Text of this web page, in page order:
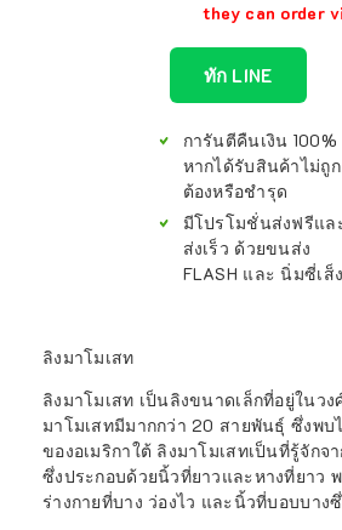
they can order
ทัก LINE
การันตีคืนเงิน 100%
หากได้รับสินค้าไม่ถูก
ต้องหรือชำรุด
มีโปรโมชั่นส่งฟรีแล
ส่งเร็ว ด้วยขนส่ง
FLASH และ นิ่มซี่เส็ง
ลิงมาโมเสท
ลิงมาโมเสท เป็นลิงขนาดเล็กที่อยู่ในว
มาโมเสทมีมากกว่า 20 สายพันธุ์ ซึ่งพบ
ของอเมริกาใต้ ลิงมาโมเสทเป็นที่รู้จัก
ซึ่งประกอบด้วยนิ้วที่ยาวและหางที่ยาว
ร่างกายที่บาง ว่องไว และนิ้วที่บอบบาง